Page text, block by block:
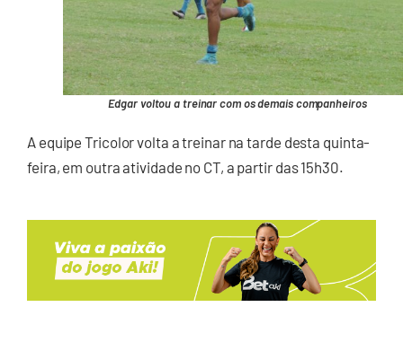
Edgar voltou a treinar com os demais companheiros
A equipe Tricolor volta a treinar na tarde desta quinta-
feira, em outra atividade no CT, a partir das 15h30.